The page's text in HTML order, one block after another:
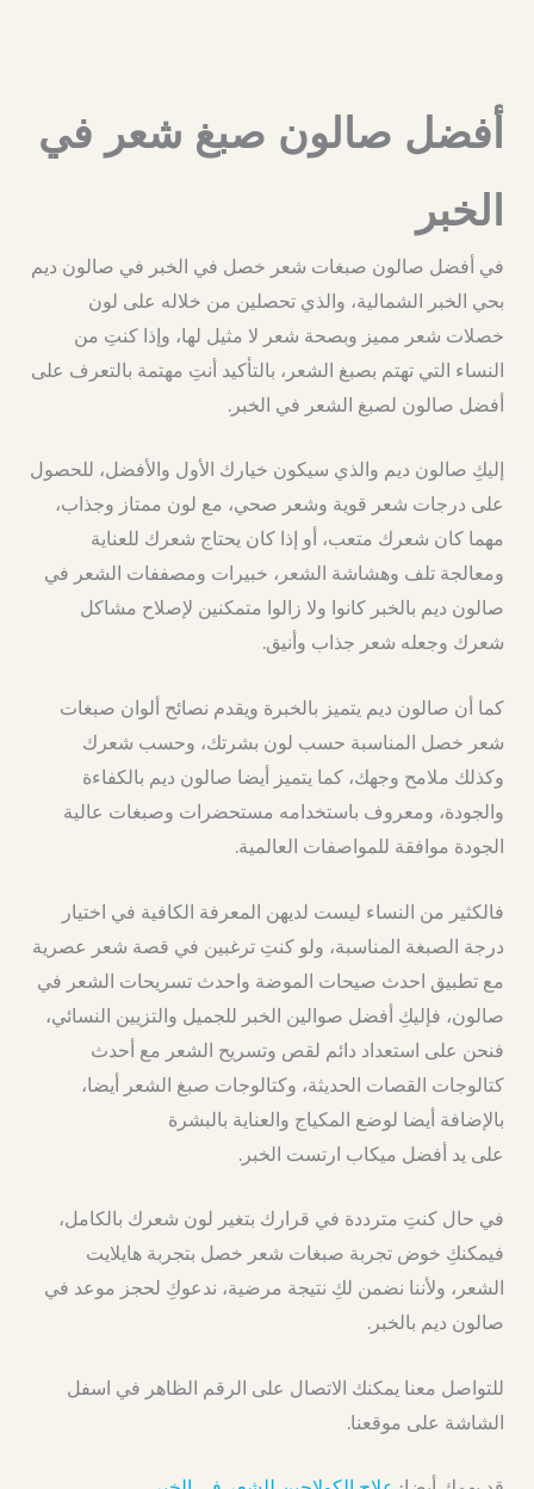
أفضل صالون صبغ شعر في
الخبر
في أفضل صالون صبغات شعر خصل في الخبر في صالون ديم
بحي الخبر الشمالية، والذي تحصلين من خلاله على لون
خصلات شعر مميز وبصحة شعر لا مثيل لها، وإذا كنتِ من
النساء التي تهتم بصبغ الشعر، بالتأكيد أنتِ مهتمة بالتعرف على
أفضل صالون لصبغ الشعر في الخبر.
إليكِ صالون ديم والذي سيكون خيارك الأول والأفضل، للحصول
على درجات شعر قوية وشعر صحي، مع لون ممتاز وجذاب،
مهما كان شعرك متعب، أو إذا كان يحتاج شعرك للعناية
ومعالجة تلف وهشاشة الشعر، خبيرات ومصففات الشعر في
صالون ديم بالخبر كانوا ولا زالوا متمكنين لإصلاح مشاكل
شعرك وجعله شعر جذاب وأنيق.
كما أن صالون ديم يتميز بالخبرة ويقدم نصائح ألوان صبغات
شعر خصل المناسبة حسب لون بشرتك، وحسب شعرك
وكذلك ملامح وجهك، كما يتميز أيضا صالون ديم بالكفاءة
والجودة، ومعروف باستخدامه مستحضرات وصبغات عالية
الجودة موافقة للمواصفات العالمية.
فالكثير من النساء ليست لديهن المعرفة الكافية في اختيار
درجة الصبغة المناسبة، ولو كنتِ ترغبين في قصة شعر عصرية
مع تطبيق احدث صيحات الموضة واحدث تسريحات الشعر في
صالون، فإليكِ أفضل صوالين الخبر للجميل والتزيين النسائي،
فنحن على استعداد دائم لقص وتسريح الشعر مع أحدث
كتالوجات القصات الحديثة، وكتالوجات صبغ الشعر أيضا،
بالإضافة أيضا لوضع المكياج والعناية بالبشرة
على يد أفضل ميكاب ارتست الخبر.
في حال كنتِ مترددة في قرارك بتغير لون شعرك بالكامل،
فيمكنكِ خوض تجربة صبغات شعر خصل بتجربة هايلايت
الشعر، ولأننا نضمن لكِ نتيجة مرضية، ندعوكِ لحجز موعد في
صالون ديم بالخبر.
للتواصل معنا يمكنك الاتصال على الرقم الظاهر في اسفل
الشاشة على موقعنا.